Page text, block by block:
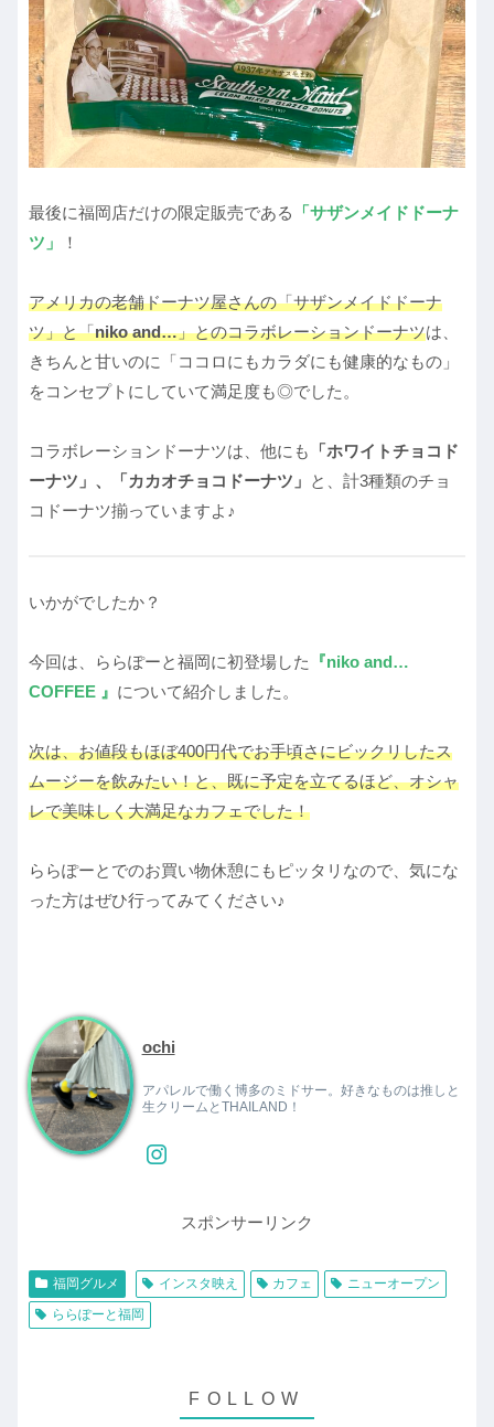
最後に福岡店だけの限定販売である
「サザンメイドドーナ
ツ」
！
アメリカの老舗ドーナツ屋さんの「サザンメイドドーナ
ツ」と「niko and…」とのコラボレーションドーナツは、
きちんと甘いのに「ココロにもカラダにも健康的なもの」
をコンセプトにしていて満足度も◎でした。
コラボレーションドーナツは、他にも
「ホワイトチョコド
ーナツ」、「カカオチョコドーナツ」 と、計3種類のチョ
コドーナツ揃っていますよ♪
いかがでしたか？
今回は、ららぽーと福岡に初登場した
『niko and…
COFFEE 』 について紹介しました。
次は、お値段もほぼ400円代でお手頃さにビックリしたス
ムージーを飲みたい！と、既に予定を立てるほど、オシャ
レで美味しく大満足なカフェでした！
ららぽーとでのお買い物休憩にもピッタリなので、気にな
った方はぜひ行ってみてください♪
ochi
アパレルで働く博多のミドサー。好きなものは推しと
生クリームとTHAILAND！
スポンサーリンク
福岡グルメ インスタ映え カフェ
ニューオープン
ららぽーと福岡